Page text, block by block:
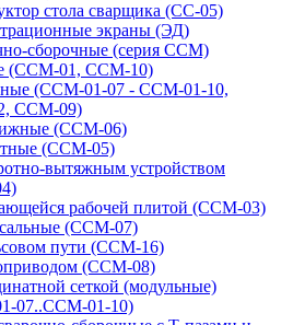
стола сварщика (СС-05)
экраны (ЭД)
сборочные (серия ССМ)
(ССМ-01, ССМ-10)
(ССМ-01-07 - ССМ-01-10,
ССМ-09)
(ССМ-06)
(ССМ-05)
вытяжным устройством
рабочей плитой (ССМ-03)
(ССМ-07)
пути (ССМ-16)
(ССМ-08)
сеткой (модульные)
07..ССМ-01-10)